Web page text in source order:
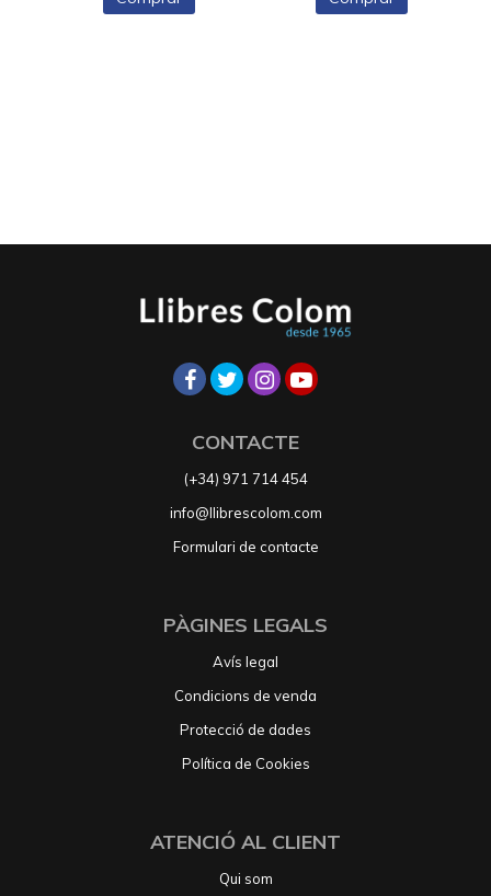
CONTACTE
(+34) 971 714 454
info@llibrescolom.com
Formulari de contacte
PÀGINES LEGALS
Avís legal
Condicions de venda
Protecció de dades
Política de Cookies
ATENCIÓ AL CLIENT
Qui som